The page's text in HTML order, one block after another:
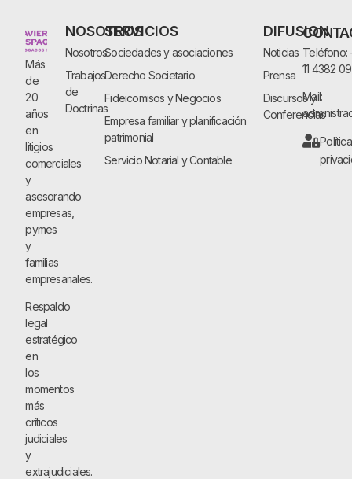
Más
de
20
años
en
litigios
comerciales
y
asesorando
empresas,
pymes
y
familias
empresariales.
Respaldo
legal
estratégico
en
los
momentos
más
críticos
judiciales
y
extrajudiciales.
NOSOTROS
Nosotros
Trabajos
de
Doctrinas
SERVICIOS
Sociedades y asociaciones
Derecho Societario
Fideicomisos y Negocios
Empresa familiar y planificación
patrimonial
Servicio Notarial y Contable
DIFUSION
Noticias
Prensa
Discursos y
Conferencias
Teléfono:
11 4382
Mail: